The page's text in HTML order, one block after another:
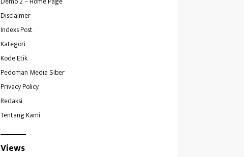
Disclaimer
Indexs Post
Kategori
Kode Etik
Pedoman Media Siber
Privacy Policy
Redaksi
Tentang Kami
Views